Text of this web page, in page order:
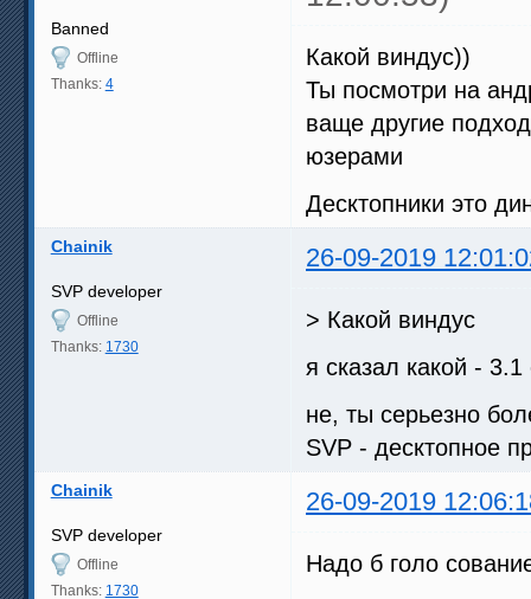
Banned
Offline
Thanks: 4
Какой виндус))
Ты посмотри на
ваще другие
юзерами
Десктопники это
Chainik 26-09-2019
SVP developer
Offline
Thanks: 1730
> Какой виндус
я сказал какой - 3.1
не, ты серьезно
SVP - десктопное
Chainik 26-09-2019
SVP developer
Offline
Thanks: 1730
Надо б голо